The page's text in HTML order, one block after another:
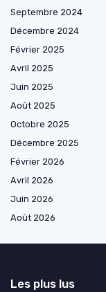
Septembre 2024
Décembre 2024
Février 2025
Avril 2025
Juin 2025
Août 2025
Octobre 2025
Décembre 2025
Février 2026
Avril 2026
Juin 2026
Août 2026
Les plus lus